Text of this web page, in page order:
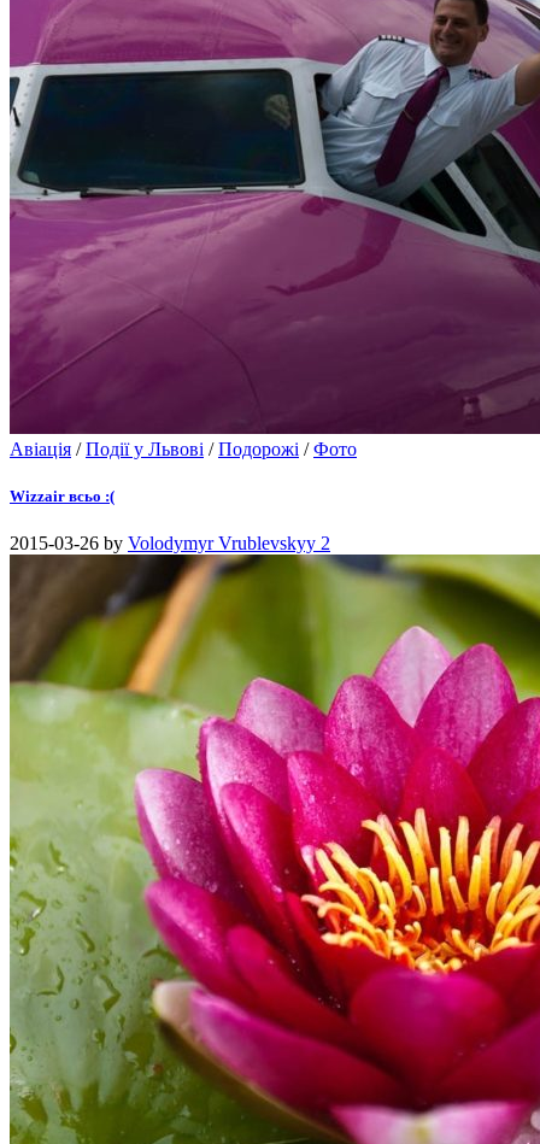
Авіація /Події у Львові /Подорожі /Фото
Wizzair всьо :(
2015-03-26 by Volodymyr Vrublevskyy 2